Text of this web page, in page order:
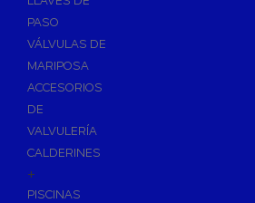
PASO
VÁLVULAS DE
MARIPOSA
ACCESORIOS
DE
VALVULERÍA
CALDERINES
+
PISCINAS